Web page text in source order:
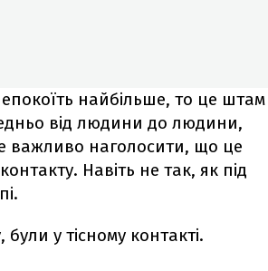
найбільше, то це штам
від людини до людини,
важливо наголосити, що це
Навіть не так, як під
у тісному контакті.